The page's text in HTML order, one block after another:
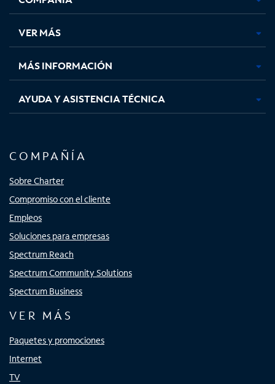
en
pestaña
nueva
en
pestaña
nueva
en
pestaña
nueva
en
nueva
VER MÁS
MÁS INFORMACIÓN
AYUDA Y ASISTENCIA TÉCNICA
COMPAÑÍA
Sobre Charter
Compromiso con el cliente
Empleos
Soluciones para empresas
Spectrum Reach
Spectrum Community Solutions
Spectrum Business
VER MÁS
Paquetes y promociones
Internet
TV